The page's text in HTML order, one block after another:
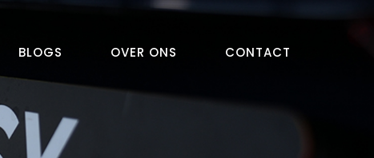
BLOGS OVER ONS CONTACT